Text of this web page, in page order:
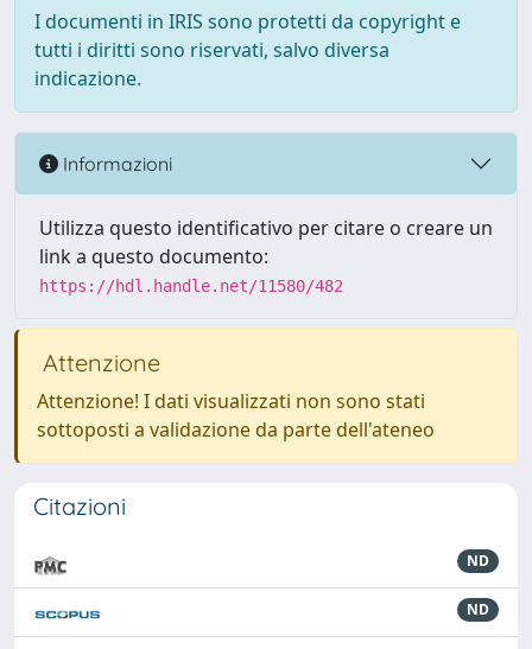
I documenti in IRIS sono protetti da copyright e
tutti i diritti sono riservati, salvo diversa
indicazione.
Informazioni
Utilizza questo identificativo per citare o creare un
link a questo documento:
https://hdl.handle.net/11580/482
Attenzione
Attenzione! I dati visualizzati non sono stati
sottoposti a validazione da parte dell'ateneo
Citazioni
ND
ND